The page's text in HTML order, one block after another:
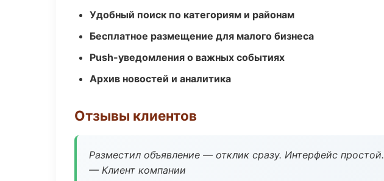
Удобный поиск по категориям и районам
Бесплатное размещение для малого бизнеса
Push-уведомления о важных событиях
Архив новостей и аналитика
Отзывы клиентов
Разместил объявление — отклик сразу. Интерфейс простой.
— Клиент компании